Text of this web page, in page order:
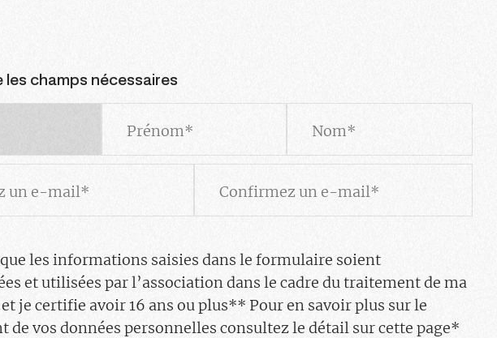
les champs nécessaires
Prénom Nom
mail
que les informations saisies dans le formulaire soient
et utilisées par l’association dans le cadre du traitement de ma
je certifie avoir 16 ans ou plus** Pour en savoir plus sur le
de vos données personnelles consultez le détail sur cette page*